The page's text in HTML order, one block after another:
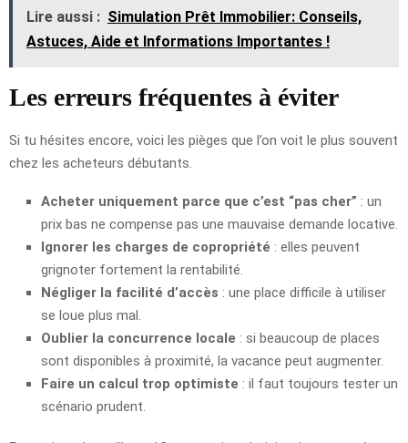
Lire aussi : Simulation Prêt Immobilier: Conseils,
Astuces, Aide et Informations Importantes !
Les erreurs fréquentes à éviter
Si tu hésites encore, voici les pièges que l’on voit le plus souvent
chez les acheteurs débutants.
Acheter uniquement parce que c’est “pas cher” : un
prix bas ne compense pas une mauvaise demande locative.
Ignorer les charges de copropriété : elles peuvent
grignoter fortement la rentabilité.
Négliger la facilité d’accès : une place difficile à utiliser
se loue plus mal.
Oublier la concurrence locale : si beaucoup de places
sont disponibles à proximité, la vacance peut augmenter.
Faire un calcul trop optimiste : il faut toujours tester un
scénario prudent.